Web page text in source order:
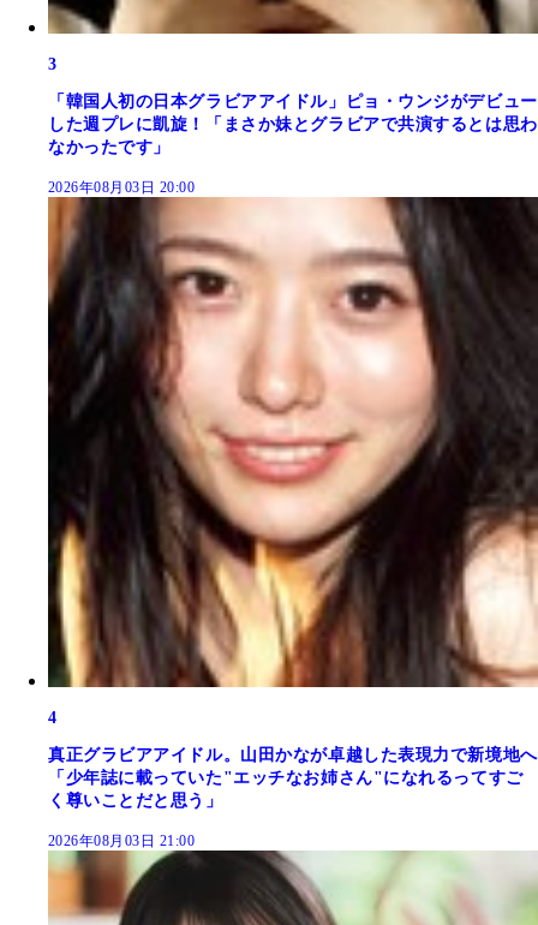
3
「韓国人初の日本グラビアアイドル」ピョ・ウンジがデビュー
した週プレに凱旋！「まさか妹とグラビアで共演するとは思わ
なかったです」
2026年08月03日 20:00
4
真正グラビアアイドル。山田かなが卓越した表現力で新境地へ
「少年誌に載っていた"エッチなお姉さん"になれるってすご
く尊いことだと思う」
2026年08月03日 21:00